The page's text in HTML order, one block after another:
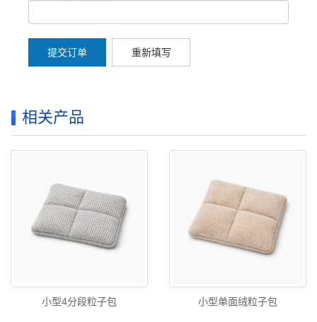
提交订单 重新填写
相关产品
小型4分段粒子包 小型单面绒粒子包